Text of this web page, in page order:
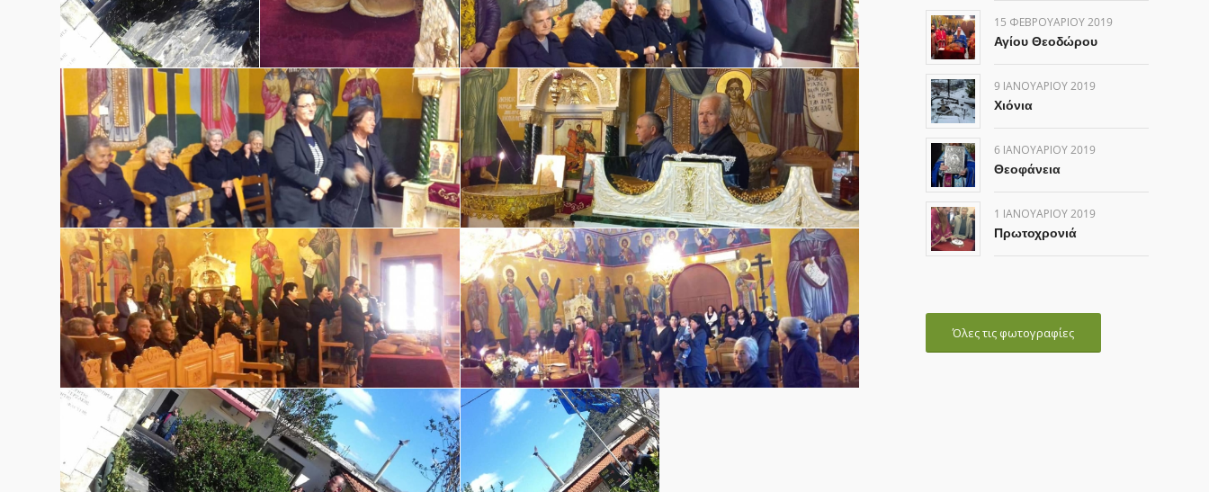
15 ΦΕΒΡΟΥΑΡΊΟΥ 2019
Αγίου Θεοδώρου
9 ΙΑΝΟΥΑΡΊΟΥ 2019
Χιόνια
6 ΙΑΝΟΥΑΡΊΟΥ 2019
Θεοφάνεια
1 ΙΑΝΟΥΑΡΊΟΥ 2019
Πρωτοχρονιά
Όλες τις φωτογραφίες